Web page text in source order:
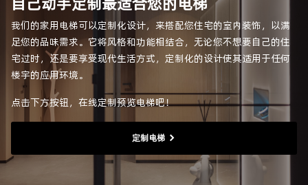
我们的家用电梯可以定制化设计，来搭配您住宅的室内装饰，以满
足您的品味需求。它将风格和功能相结合，无论您不想要自己的住
宅过时，还是要享受现代生活方式，定制化的设计使其适用于任何
楼宇的应用环境。
点击下方按钮，在线定制预览电梯吧！
定制电梯